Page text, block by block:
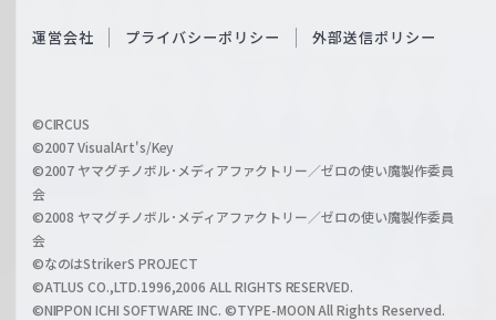
c
a
r
z
O
i
l
h
a
運営会社 プライバシーポリシー 外部送信ポリシー
©CIRCUS
©2007 VisualArt's/Key
©2007 ヤマグチノボル･メディアファクトリー／ゼロの使い魔製作委員
会
©2008 ヤマグチノボル･メディアファクトリー／ゼロの使い魔製作委員
会
©なのはStrikerS PROJECT
©ATLUS CO.,LTD.1996,2006 ALL RIGHTS RESERVED.
©NIPPON ICHI SOFTWARE INC. ©TYPE-MOON All Rights Reserved.